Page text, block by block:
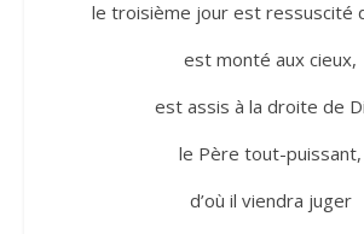
le troisième jour est ressuscité
est monté aux cieux,
est assis à la droite de
le Père tout-puissant,
d’où il viendra juger